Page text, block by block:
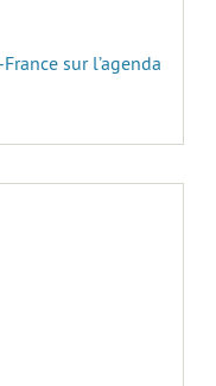
sur l’agenda